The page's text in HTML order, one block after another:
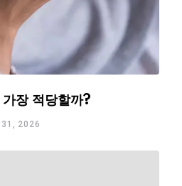
장 적당할까?
31, 2026